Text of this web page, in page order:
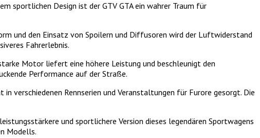
sportlichen Design ist der GTV GTA ein wahrer Traum für
und den Einsatz von Spoilern und Diffusoren wird der Luftwiderstand
Fahrerlebnis.
Motor liefert eine höhere Leistung und beschleunigt den
Performance auf der Straße.
verschiedenen Rennserien und Veranstaltungen für Furore gesorgt. Die
und sportlichere Version dieses legendären Sportwagens
Modells.